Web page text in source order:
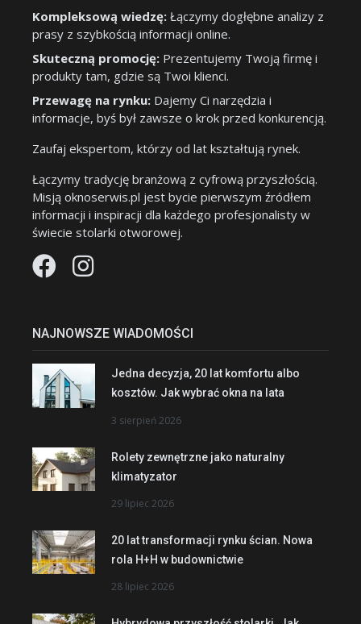
Kompleksową wiedzę: Łączymy dogłębne analizy z
prasy z szybkością informacji online.
Skuteczną promocję: Prezentujemy Twoją firmę i
produkty tam, gdzie są Twoi klienci.
Przewagę na rynku: Dajemy Ci narzędzia i
informacje, byś był zawsze o krok przed konkurencją.
Zaufaj ekspertom, którzy od lat kształtują rynek.
Łączymy tradycję branżową z cyfrową przyszłością.
Misją oknoserwis.pl jest bycie pierwszym źródłem
informacji i inspiracji dla każdego profesjonalisty w
świecie stolarki otworowej.
NAJNOWSZE WIADOMOŚCI
Jedna decyzja, 20 lat komfortu albo
kosztów. Jak wybrać okna na lata
3 sierpień 2026
Rolety zewnętrzne jako naturalny
klimatyzator
29 lipiec 2026
20 lat transformacji rynku ścian. Nowa
rola H+H w budownictwie
28 lipiec 2026